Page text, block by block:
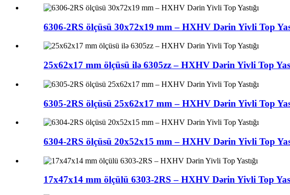
6306-2RS ölçüsü 30x72x19 mm – HXHV Dərin Yivli Top
25x62x17 mm ölçüsü ilə 6305zz – HXHV Dərin Yivli Top
6305-2RS ölçüsü 25x62x17 mm – HXHV Dərin Yivli Top
6304-2RS ölçüsü 20x52x15 mm – HXHV Dərin Yivli Top
17x47x14 mm ölçülü 6303-2RS – HXHV Dərin Yivli Top